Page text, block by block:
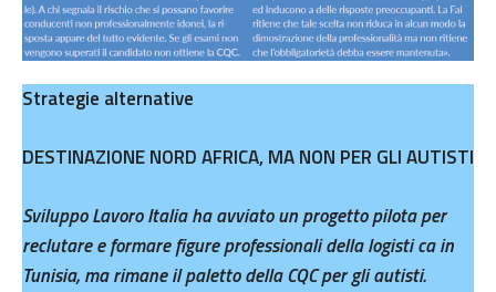
Strategie alternative
DESTINAZIONE NORD AFRICA, MA NON PER GLI AUTISTI
Sviluppo Lavoro Italia ha avviato un progetto pilota per
reclutare e formare figure professionali della logisti ca in
Tunisia, ma rimane il paletto della CQC per gli autisti.